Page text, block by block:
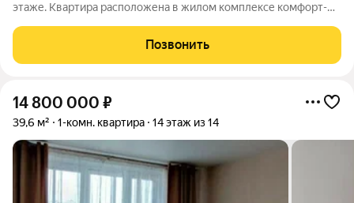
этаже. Квартира расположена в жилом комплексе комфорт-
Комсомольская. Жилой квартал «ЭВО» от девелопера Dogma
место, где комфорт
Позвонить
14 800 000 ₽
39,6 м² 1-комн. квартира 14 этаж из 14